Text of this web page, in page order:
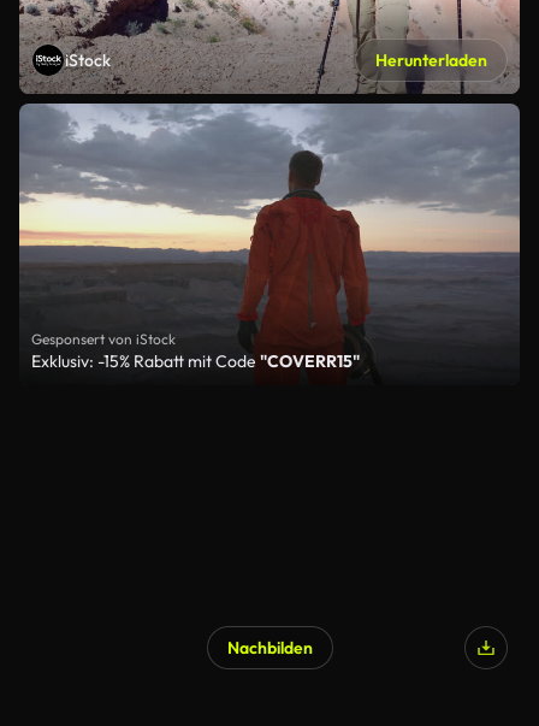
iStock Herunterladen
Gesponsert von iStock
Exklusiv: -15% Rabatt mit Code "COVERR15"
Nachbilden